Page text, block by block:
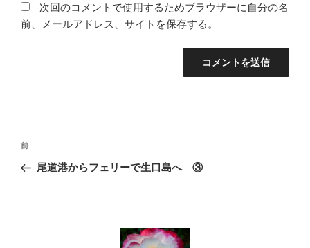
次回のコメントで使用するためブラウザーに自分の名
前、メールアドレス、サイトを保存する。
投
ナ
前
の
前
尾道港からフェリーで生口島へ ③